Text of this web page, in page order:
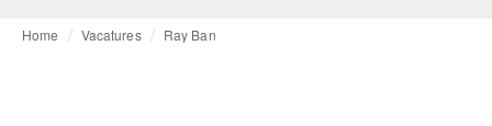
Home Vacatures Ray Ban